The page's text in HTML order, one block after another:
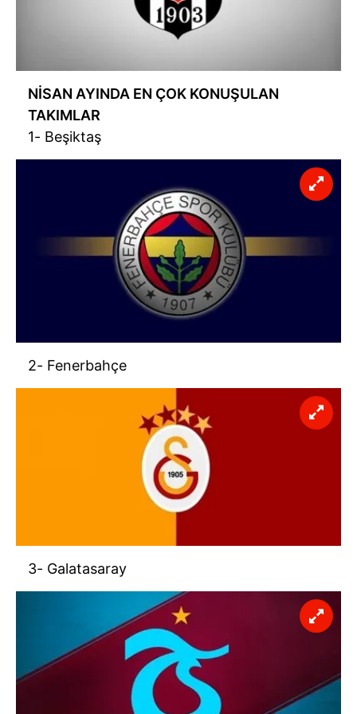
NİSAN AYINDA EN ÇOK KONUŞULAN
TAKIMLAR
1- Beşiktaş
2- Fenerbahçe
3- Galatasaray